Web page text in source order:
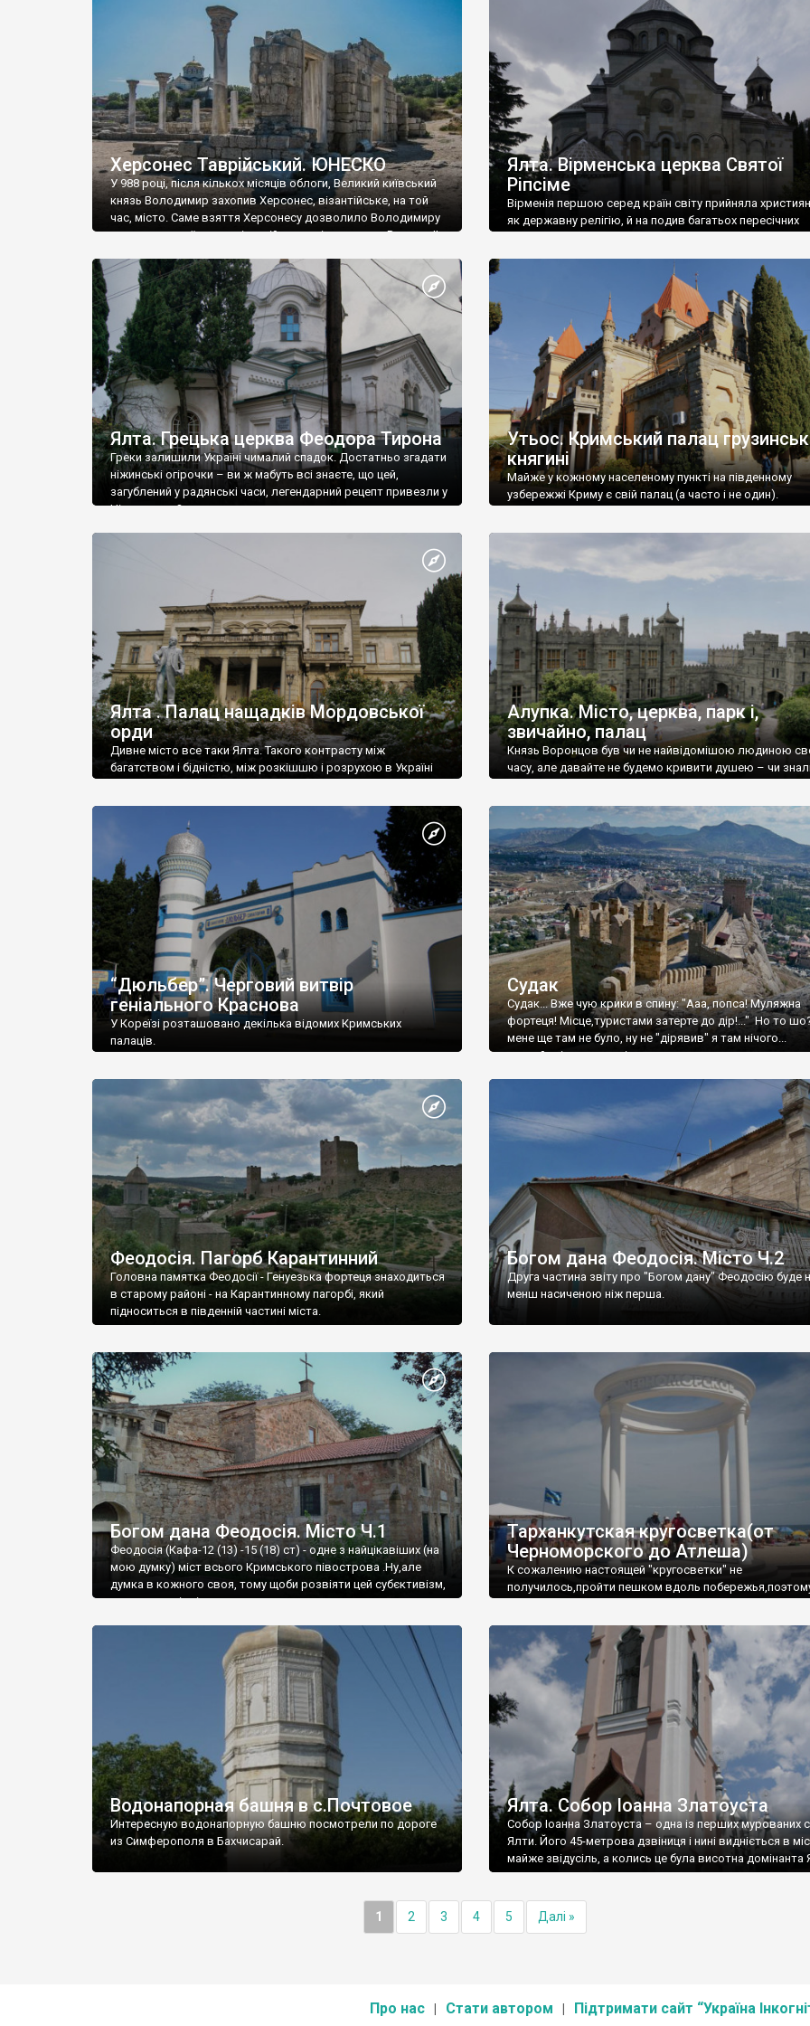
візантійської доби. Раритети викрадені з фондів об’єкту
культурної спадщини ЮНЕСКО «Херсонеса Таврійського».
Офіційно – на виставку «Золото Візантії», але експерти та
влада в Україні вважають це лише […]
називаються «повстяками» (postaki)…” “Вино. Крим
виробляє відмінне вино і його вдосталь: воно все
легке біле і дуже […]
Херсонес Таврійський. ЮНЕСКО
У 988 році, після кількох місяців облоги, Великий київський
князь Володимир захопив Херсонес, візантійське, на той
час, місто. Саме взяття Херсонесу дозволило Володимиру
диктувати свої умови візантійському імператору Василю ІІ,
Херсонесі Володимир-язичник, став Василем-
християнином. А потім було Хрещення Русі. На честь
Херсонесу Таврійського названо місто […]
Ялта. Вірменська церква Святої
Ріпсіме
Вірменія першою серед країн світу прийняла
як державну релігію, й на подив багатьох пересічних
Ялта. Грецька церква Феодора Тирона
Греки залишили Україні чималий спадок. Достатньо згадати
ніжинські огірочки – ви ж мабуть всі знаєте, що цей,
загублений у радянські часи, легендарний рецепт привезли у
Ніжин греки?
Утьос. Кримський палац
княгині
Майже у кожному населеному пункті на південному
узбережжі Криму є свій палац (а часто і не один).
Ялта . Палац нащадків Мордовської
орди
Дивне місто все таки Ялта. Такого контрасту між
багатством і бідністю, між розкішшю і розрухою в Україні
Алупка. Місто, церква, парк і,
звичайно, палац
Князь Воронцов був чи не найвідомішою людиною
часу, але давайте не будемо кривити душею – чи
“Дюльбер”. Черговий витвір
геніального Краснова
У Кореїзі розташовано декілька відомих Кримських
палаців.
Судак
Судак... Вже чую крики в спину: "Ааа, попса! Муляжна
фортеця! Місце,туристами затерте до дір!..." Но то
мене ще там не було, ну не "дірявив" я там нічого...
принаймні до цього літа.
Феодосія. Пагорб Карантинний
Головна памятка Феодосії - Генуезька фортеця знаходиться
в старому районі - на Карантинному пагорбі, який
підноситься в південній частині міста.
Богом дана Феодосія. Місто Ч.2
Друга частина звіту про "Богом дану" Феодосію буде
менш насиченою ніж перша.
Богом дана Феодосія. Місто Ч.1
Феодосія (Кафа-12 (13) -15 (18) ст) - одне з найцікавіших (на
мою думку) міст всього Кримського півострова .Ну,але
думка в кожного своя, тому щоби розвіяти цей субєктивізм,
запрошую відвідати це
Тарханкутская кругосветка(от
Черноморского до Атлеша)
К сожалению настоящей "кругосветки" не
получилось,пройти пешком вдоль
Водонапорная башня в с.Почтовое
Интересную водонапорную башню посмотрели по дороге
из Симферополя в Бахчисарай.
Ялта. Собор Іоанна Златоуста
Собор Іоанна Златоуста – одна із перших мурованих
Ялти. Його 45-метрова дзвіниця і нині видніється в
майже звідусіль, а колись це була висотна домінанта
1 2 3 4 5 Далі »
Про нас Стати автором Підтримати сайт “Україна